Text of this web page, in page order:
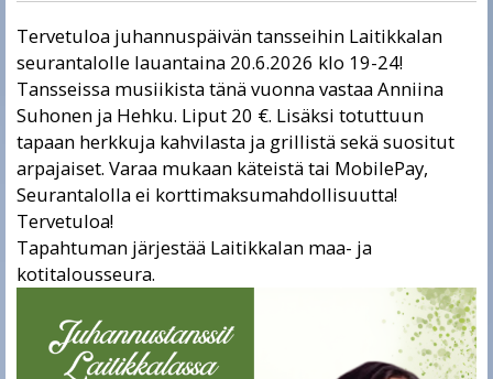
Tervetuloa juhannuspäivän tansseihin Laitikkalan
seurantalolle lauantaina 20.6.2026 klo 19-24!
Tansseissa musiikista tänä vuonna vastaa Anniina
Suhonen ja Hehku. Liput 20 €. Lisäksi totuttuun
tapaan herkkuja kahvilasta ja grillistä sekä suositut
arpajaiset. Varaa mukaan käteistä tai MobilePay,
Seurantalolla ei korttimaksumahdollisuutta!
Tervetuloa!
Tapahtuman järjestää Laitikkalan maa- ja
kotitalousseura.